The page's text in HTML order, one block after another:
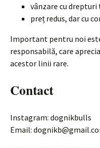
vânzare cu
preț redus, dar cu
Important pentru noi
responsabilă, care
acestor linii rare.
Contact
Instagram: dognikbulls
Email: